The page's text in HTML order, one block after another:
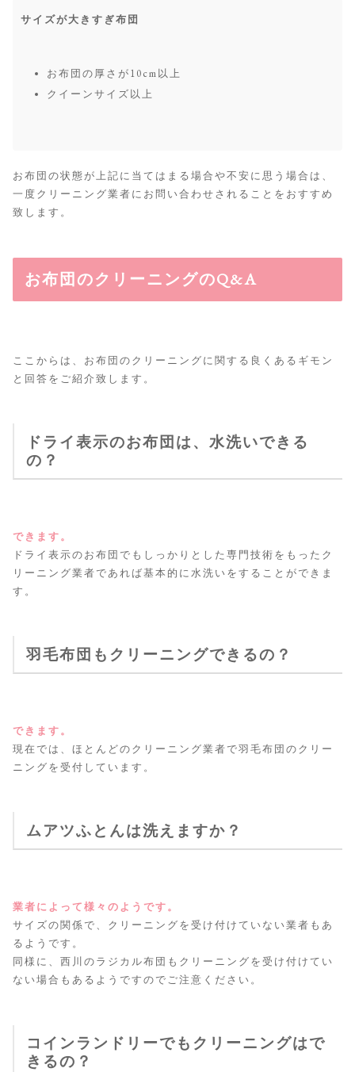
サイズが大きすぎ布団
お布団の厚さが10cm以上
クイーンサイズ以上
お布団の状態が上記に当てはまる場合や不安に思う場合は、
一度クリーニング業者にお問い合わせされることをおすすめ
致します。
お布団のクリーニングのQ&A
ここからは、お布団のクリーニングに関する良くあるギモン
と回答をご紹介致します。
ドライ表示のお布団は、水洗いできる
の？
できます。
ドライ表示のお布団でもしっかりとした専門技術をもったク
リーニング業者であれば基本的に水洗いをすることができま
す。
羽毛布団もクリーニングできるの？
できます。
現在では、ほとんどのクリーニング業者で羽毛布団のクリー
ニングを受付しています。
ムアツふとんは洗えますか？
業者によって様々のようです。
サイズの関係で、クリーニングを受け付けていない業者もあ
るようです。
同様に、西川のラジカル布団もクリーニングを受け付けてい
ない場合もあるようですのでご注意ください。
コインランドリーでもクリーニングはで
きるの？